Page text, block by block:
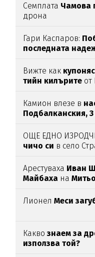
Семплата Чамова
дрона
Гари Каспаров:
последната
Вижте как
тийн килърите
Камион влезе в
Подбалканския,
ОЩЕ ЕДНО
чичо си в село
Арестуваха Иван
Майбаха на
Лионел Меси
Каквознаем за
използва той?